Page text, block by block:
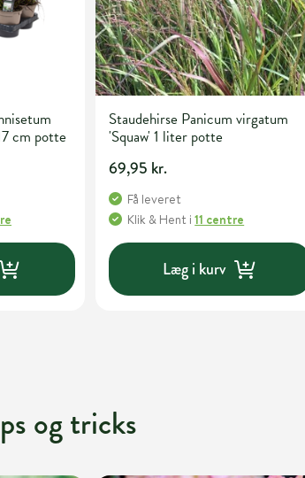
cm potte
Staudehirse Panicum virgatum
'Squaw' 1 liter potte
69,95 kr.
Få leveret
Klik & Hent i11 centre
Læg i kurv
og tricks